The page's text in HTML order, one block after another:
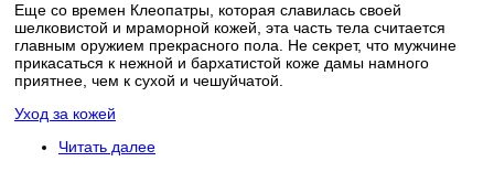
Еще со времен Клеопатры, которая славилась своей
шелковистой и мраморной кожей, эта часть тела считается
главным оружием прекрасного пола. Не секрет, что мужчине
прикасаться к нежной и бархатистой коже дамы намного
приятнее, чем к сухой и чешуйчатой.
Уход за кожей
Читать далее